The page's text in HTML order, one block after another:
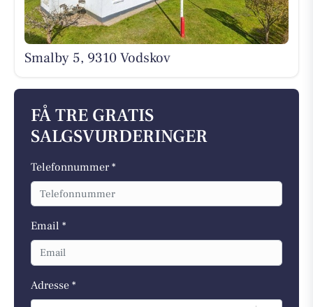
Smalby 5, 9310 Vodskov
FÅ TRE GRATIS
SALGSVURDERINGER
Telefonnummer *
Email *
Adresse *